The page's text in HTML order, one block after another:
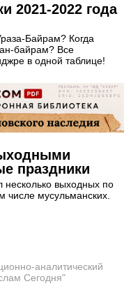
2021-2022 года
Байрам? Когда
байрам? Все
в одной таблице!
праздники
выходных по
числе мусульманских.
аналитический
Сегодня"